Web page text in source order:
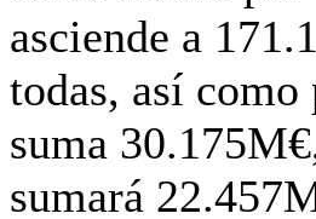
asciende a
todas, así como
suma
sumará